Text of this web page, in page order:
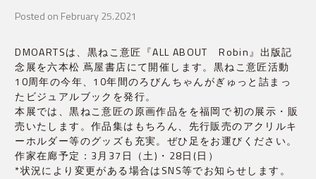
Posted on February 25.2021
DMOARTSは、黒ねこ意匠『ALL ABOUT　Robin』出版記
念展を六本松 蔦屋書店にて開催します。黒ねこ意匠活動
10周年の今年、10年間のろびんちゃんがぎゅっと詰まっ
たビジュアルブックを発行。
本展では、黒ねこ意匠の原画作品をを福岡で初の展示・販
売いたします。作品集はもちろん、先行販売のアクリルキ
ーホルダー等のグッズも充実。ぜひ足をお運びください。
作家在廊予定：3月37日（土)・28日(日）
*状況により変更がある場合はSNS等でお知らせします。